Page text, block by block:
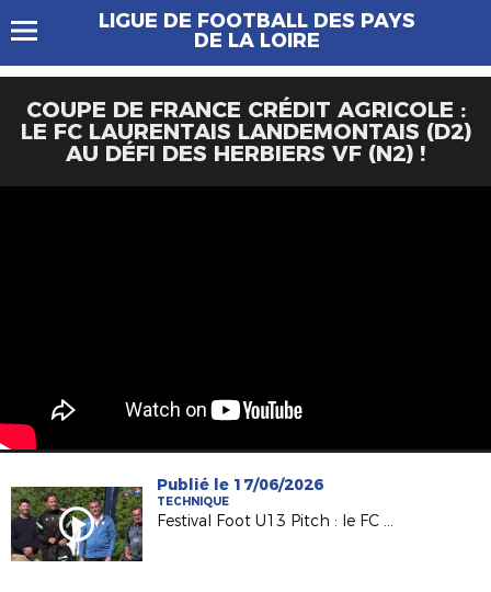
LIGUE DE FOOTBALL DES PAYS
DE LA LOIRE
COUPE DE FRANCE CRÉDIT AGRICOLE :
LE FC LAURENTAIS LANDEMONTAIS (D2)
AU DÉFI DES HERBIERS VF (N2) !
Publié le 17/06/2026
TECHNIQUE
Festival Foot U13 Pitch : le FC Chalonnes Chaudefonds club support à l'organisation